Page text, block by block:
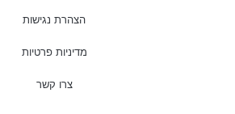
הצהרת נגישות
מדיניות פרטיות
צרו קשר